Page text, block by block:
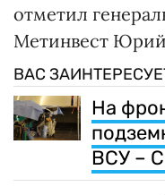
отметил
Метинвест
ВАС
На
ВСУ –